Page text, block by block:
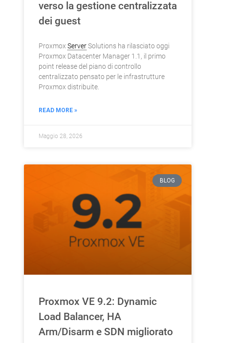
verso la gestione centralizzata
dei guest
Proxmox ServerSolutions ha rilasciato oggi
Proxmox Datacenter Manager 1.1, il primo
point release del piano di controllo
centralizzato pensato per le infrastrutture
Proxmox distribuite.
READ MORE »
Maggio 28, 2026
BLOG
Proxmox VE 9.2: Dynamic
Load Balancer, HA
Arm/Disarm e SDN migliorato